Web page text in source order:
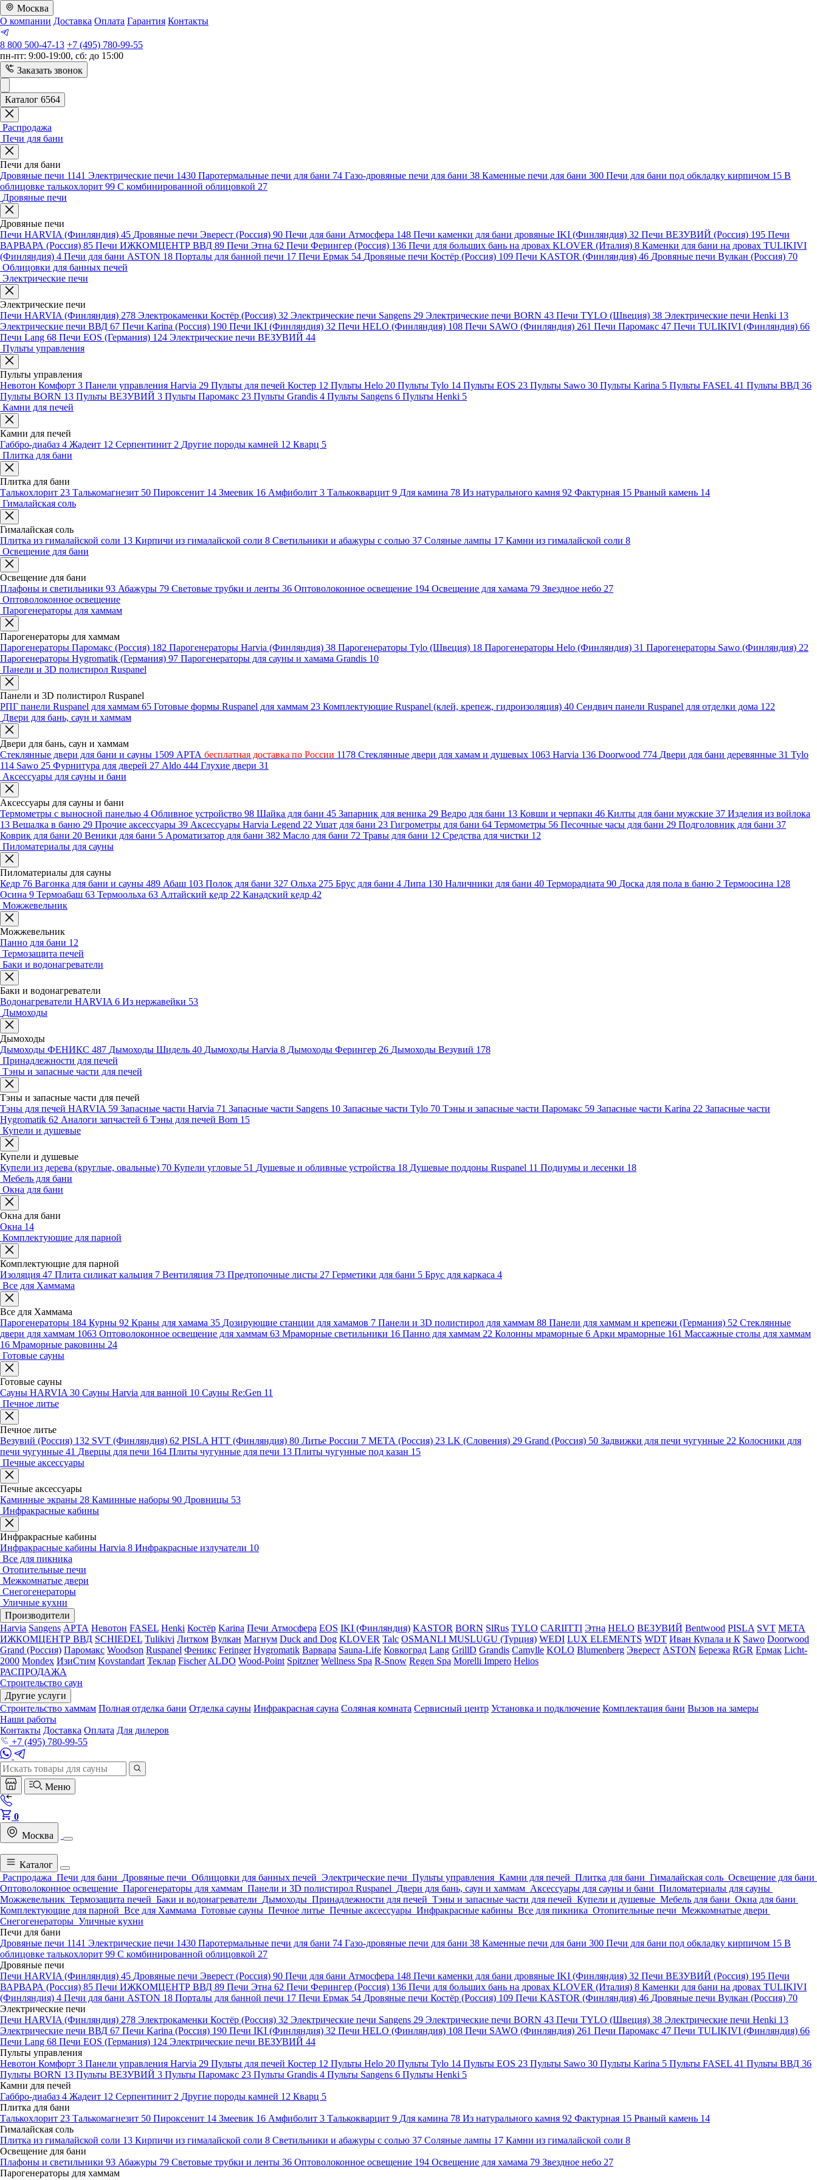
Москва
О компании Доставка Оплата Гарантия Контакты
8 800 500-47-13 +7 (495) 780-99-55
пн-пт: 9:00-19:00, сб: до 15:00
Заказать звонок
Каталог 6564
Распродажа
Печи для бани
Печи для бани
Дровяные печи 1141 Электрические печи 1430 Паротермальные печи для бани 74 Газо-дровяные печи для бани 38 Каменные печи для бани 300 Печи для бани под обкладку кирпичом 15 В
облицовке талькохлорит 99 С комбинированной облицовкой 27
Дровяные печи
Дровяные печи
Печи HARVIA (Финляндия) 45 Дровяные печи Эверест (Россия) 90 Печи для бани Атмосфера 148 Печи каменки для бани дровяные IKI (Финляндия) 32 Печи ВЕЗУВИЙ (Россия) 195 Печи
ВАРВАРА (Россия) 85 Печи ИЖКОМЦЕНТР ВВД 89 Печи Этна 62 Печи Ферингер (Россия) 136 Печи для больших бань на дровах KLOVER (Италия) 8 Каменки для бани на дровах TULIKIVI
(Финляндия) 4 Печи для бани ASTON 18 Порталы для банной печи 17 Печи Ермак 54 Дровяные печи Костёр (Россия) 109 Печи KASTOR (Финляндия) 46 Дровяные печи Вулкан (Россия) 70
Облицовки для банных печей
Электрические печи
Электрические печи
Печи HARVIA (Финляндия) 278 Электрокаменки Костёр (Россия) 32 Электрические печи Sangens 29 Электрические печи BORN 43 Печи TYLO (Швеция) 38 Электрические печи Henki 13
Электрические печи ВВД 67 Печи Karina (Россия) 190 Печи IKI (Финляндия) 32 Печи HELO (Финляндия) 108 Печи SAWO (Финляндия) 261 Печи Паромакс 47 Печи TULIKIVI (Финляндия) 66
Печи Lang 68 Печи EOS (Германия) 124 Электрические печи ВЕЗУВИЙ 44
Пульты управления
Пульты управления
Невотон Комфорт 3 Панели управления Harvia 29 Пульты для печей Костер 12 Пульты Helo 20 Пульты Tylo 14 Пульты EOS 23 Пульты Sawo 30 Пульты Karina 5 Пульты FASEL 41 Пульты ВВД 36
Пульты BORN 13 Пульты ВЕЗУВИЙ 3 Пульты Паромакс 23 Пульты Grandis 4 Пульты Sangens 6 Пульты Henki 5
Камни для печей
Камни для печей
Габбро-диабаз 4 Жадеит 12 Серпентинит 2 Другие породы камней 12 Кварц 5
Плитка для бани
Плитка для бани
Талькохлорит 23 Талькомагнезит 50 Пироксенит 14 Змеевик 16 Амфиболит 3 Талькокварцит 9 Для камина 78 Из натурального камня 92 Фактурная 15 Рваный камень 14
Гималайская соль
Гималайская соль
Плитка из гималайской соли 13 Кирпичи из гималайской соли 8 Светильники и абажуры с солью 37 Соляные лампы 17 Камни из гималайской соли 8
Освещение для бани
Освещение для бани
Плафоны и светильники 93 Абажуры 79 Световые трубки и ленты 36 Оптоволоконное освещение 194 Освещение для хамама 79 Звездное небо 27
Оптоволоконное освещение
Парогенераторы для хаммам
Парогенераторы для хаммам
Парогенераторы Паромакс (Россия) 182 Парогенераторы Harvia (Финляндия) 38 Парогенераторы Tylo (Швеция) 18 Парогенераторы Helo (Финляндия) 31 Парогенераторы Sawo (Финляндия) 22
Парогенераторы Hygromatik (Германия) 97 Парогенераторы для сауны и хамама Grandis 10
Панели и 3D полистирол Ruspanel
Панели и 3D полистирол Ruspanel
РПГ панели Ruspanel для хаммам 65 Готовые формы Ruspanel для хаммам 23 Комплектующие Ruspanel (клей, крепеж, гидроизоляция) 40 Сендвич панели Ruspanel для отделки дома 122
Двери для бань, саун и хаммам
Двери для бань, саун и хаммам
Стеклянные двери для бани и сауны 1509 АРТА бесплатная доставка по России 1178 Стеклянные двери для хамам и душевых 1063 Harvia 136 Doorwood 774 Двери для бани деревянные 31 Tylo
114 Sawo 25 Фурнитура для дверей 27 Aldo 444 Глухие двери 31
Аксессуары для сауны и бани
Аксессуары для сауны и бани
Термометры с выносной панелью 4 Обливное устройство 98 Шайка для бани 45 Запарник для веника 29 Ведро для бани 13 Ковши и черпаки 46 Килты для бани мужские 37 Изделия из войлока
13 Вешалка в баню 29 Прочие аксессуары 39 Аксессуары Harvia Legend 22 Ушат для бани 23 Гигрометры для бани 64 Термометры 56 Песочные часы для бани 29 Подголовник для бани 37
Коврик для бани 20 Веники для бани 5 Ароматизатор для бани 382 Масло для бани 72 Травы для бани 12 Средства для чистки 12
Пиломатериалы для сауны
Пиломатериалы для сауны
Кедр 76 Вагонка для бани и сауны 489 Абаш 103 Полок для бани 327 Ольха 275 Брус для бани 4 Липа 130 Наличники для бани 40 Терморадиата 90 Доска для пола в баню 2 Термоосина 128
Осина 9 Термоабаш 63 Термоольха 63 Алтайский кедр 22 Канадский кедр 42
Можжевельник
Можжевельник
Панно для бани 12
Термозащита печей
Баки и водонагреватели
Баки и водонагреватели
Водонагреватели HARVIA 6 Из нержавейки 53
Дымоходы
Дымоходы
Дымоходы ФЕНИКС 487 Дымоходы Шидель 40 Дымоходы Harvia 8 Дымоходы Ферингер 26 Дымоходы Везувий 178
Принадлежности для печей
Тэны и запасные части для печей
Тэны и запасные части для печей
Тэны для печей HARVIA 59 Запасные части Harvia 71 Запасные части Sangens 10 Запасные части Tylo 70 Тэны и запасные части Паромакс 59 Запасные части Karina 22 Запасные части
Hygromatik 62 Аналоги запчастей 6 Тэны для печей Born 15
Купели и душевые
Купели и душевые
Купели из дерева (круглые, овальные) 70 Купели угловые 51 Душевые и обливные устройства 18 Душевые поддоны Ruspanel 11 Подиумы и лесенки 18
Мебель для бани
Окна для бани
Окна для бани
Окна 14
Комплектующие для парной
Комплектующие для парной
Изоляция 47 Плита силикат кальция 7 Вентиляция 73 Предтопочные листы 27 Герметики для бани 5 Брус для каркаса 4
Все для Хаммама
Все для Хаммама
Парогенераторы 184 Курны 92 Краны для хамама 35 Дозирующие станции для хамамов 7 Панели и 3D полистирол для хаммам 88 Панели для хаммам и крепежи (Германия) 52 Стеклянные
двери для хаммам 1063 Оптоволоконное освещение для хаммам 63 Мраморные светильники 16 Панно для хаммам 22 Колонны мраморные 6 Арки мраморные 161 Массажные столы для хаммам
16 Мраморные раковины 24
Готовые сауны
Готовые сауны
Сауны HARVIA 30 Сауны Harvia для ванной 10 Сауны Re:Gen 11
Печное литье
Печное литье
Везувий (Россия) 132 SVT (Финляндия) 62 PISLA HTT (Финляндия) 80 Литье России 7 МЕТА (Россия) 23 LK (Словения) 29 Grand (Россия) 50 Задвижки для печи чугунные 22 Колосники для
печи чугунные 41 Дверцы для печи 164 Плиты чугунные для печи 13 Плиты чугунные под казан 15
Печные аксессуары
Печные аксессуары
Каминные экраны 28 Каминные наборы 90 Дровницы 53
Инфракрасные кабины
Инфракрасные кабины
Инфракрасные кабины Harvia 8 Инфракрасные излучатели 10
Все для пикника
Отопительные печи
Межкомнатые двери
Снегогенераторы
Уличные кухни
Производители
Harvia Sangens АРТА Невотон FASEL Henki Костёр Karina Печи Атмосфера EOS IKI (Финляндия) KASTOR BORN SlRus TYLO CARIITTI Этна HELO ВЕЗУВИЙ Bentwood PISLA SVT МЕТА
ИЖКОМЦЕНТР ВВД SCHIEDEL Tulikivi Литком Вулкан Магнум Duck and Dog KLOVER Talc OSMANLI MUSLUGU (Турция) WEDI LUX ELEMENTS WDT Иван Купала и К Sawo Doorwood
Grand (Россия) Паромакс Woodson Ruspanel Феникс Feringer Hygromatik Варвара Sauna-Life Ковкоград Lang GrillD Grandis Camylle KOLO Blumenberg Эверест ASTON Березка RGR Ермак Licht-
2000 Mondex ИзиСтим Kovstandart Теклар Fischer ALDO Wood-Point Spitzner Wellness Spa R-Snow Regen Spa Morelli Impero Helios
РАСПРОДАЖА
Строительство саун
Другие услуги
Строительство хаммам Полная отделка бани Отделка сауны Инфракрасная сауна Соляная комната Сервисный центр Установка и подключение Комплектация бани Вызов на замеры
Наши работы
Контакты Доставка Оплата Для дилеров
+7 (495) 780-99-55
Меню
0
Москва
Каталог
Распродажа Печи для бани Дровяные печи Облицовки для банных печей Электрические печи Пульты управления Камни для печей Плитка для бани Гималайская соль Освещение для бани
Оптоволоконное освещение Парогенераторы для хаммам Панели и 3D полистирол Ruspanel Двери для бань, саун и хаммам Аксессуары для сауны и бани Пиломатериалы для сауны
Можжевельник Термозащита печей Баки и водонагреватели Дымоходы Принадлежности для печей Тэны и запасные части для печей Купели и душевые Мебель для бани Окна для бани
Комплектующие для парной Все для Хаммама Готовые сауны Печное литье Печные аксессуары Инфракрасные кабины Все для пикника Отопительные печи Межкомнатые двери
Снегогенераторы Уличные кухни
Печи для бани
Дровяные печи 1141 Электрические печи 1430 Паротермальные печи для бани 74 Газо-дровяные печи для бани 38 Каменные печи для бани 300 Печи для бани под обкладку кирпичом 15 В
облицовке талькохлорит 99 С комбинированной облицовкой 27
Дровяные печи
Печи HARVIA (Финляндия) 45 Дровяные печи Эверест (Россия) 90 Печи для бани Атмосфера 148 Печи каменки для бани дровяные IKI (Финляндия) 32 Печи ВЕЗУВИЙ (Россия) 195 Печи
ВАРВАРА (Россия) 85 Печи ИЖКОМЦЕНТР ВВД 89 Печи Этна 62 Печи Ферингер (Россия) 136 Печи для больших бань на дровах KLOVER (Италия) 8 Каменки для бани на дровах TULIKIVI
(Финляндия) 4 Печи для бани ASTON 18 Порталы для банной печи 17 Печи Ермак 54 Дровяные печи Костёр (Россия) 109 Печи KASTOR (Финляндия) 46 Дровяные печи Вулкан (Россия) 70
Электрические печи
Печи HARVIA (Финляндия) 278 Электрокаменки Костёр (Россия) 32 Электрические печи Sangens 29 Электрические печи BORN 43 Печи TYLO (Швеция) 38 Электрические печи Henki 13
Электрические печи ВВД 67 Печи Karina (Россия) 190 Печи IKI (Финляндия) 32 Печи HELO (Финляндия) 108 Печи SAWO (Финляндия) 261 Печи Паромакс 47 Печи TULIKIVI (Финляндия) 66
Печи Lang 68 Печи EOS (Германия) 124 Электрические печи ВЕЗУВИЙ 44
Пульты управления
Невотон Комфорт 3 Панели управления Harvia 29 Пульты для печей Костер 12 Пульты Helo 20 Пульты Tylo 14 Пульты EOS 23 Пульты Sawo 30 Пульты Karina 5 Пульты FASEL 41 Пульты ВВД 36
Пульты BORN 13 Пульты ВЕЗУВИЙ 3 Пульты Паромакс 23 Пульты Grandis 4 Пульты Sangens 6 Пульты Henki 5
Камни для печей
Габбро-диабаз 4 Жадеит 12 Серпентинит 2 Другие породы камней 12 Кварц 5
Плитка для бани
Талькохлорит 23 Талькомагнезит 50 Пироксенит 14 Змеевик 16 Амфиболит 3 Талькокварцит 9 Для камина 78 Из натурального камня 92 Фактурная 15 Рваный камень 14
Гималайская соль
Плитка из гималайской соли 13 Кирпичи из гималайской соли 8 Светильники и абажуры с солью 37 Соляные лампы 17 Камни из гималайской соли 8
Освещение для бани
Плафоны и светильники 93 Абажуры 79 Световые трубки и ленты 36 Оптоволоконное освещение 194 Освещение для хамама 79 Звездное небо 27
Парогенераторы для хаммам